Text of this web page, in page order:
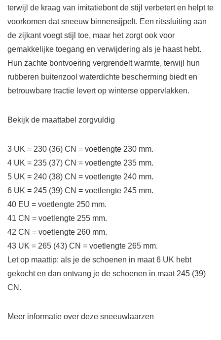
terwijl de kraag van imitatiebont de stijl verbetert en helpt te
voorkomen dat sneeuw binnensijpelt. Een ritssluiting aan
de zijkant voegt stijl toe, maar het zorgt ook voor
gemakkelijke toegang en verwijdering als je haast hebt.
Hun zachte bontvoering vergrendelt warmte, terwijl hun
rubberen buitenzool waterdichte bescherming biedt en
betrouwbare tractie levert op winterse oppervlakken.
Bekijk de maattabel zorgvuldig
3 UK = 230 (36) CN = voetlengte 230 mm.
4 UK = 235 (37) CN = voetlengte 235 mm.
5 UK = 240 (38) CN = voetlengte 240 mm.
6 UK = 245 (39) CN = voetlengte 245 mm.
40 EU = voetlengte 250 mm.
41 CN = voetlengte 255 mm.
42 CN = voetlengte 260 mm.
43 UK = 265 (43) CN = voetlengte 265 mm.
Let op maattip: als je de schoenen in maat 6 UK hebt
gekocht en dan ontvang je de schoenen in maat 245 (39)
CN.
Meer informatie over deze sneeuwlaarzen